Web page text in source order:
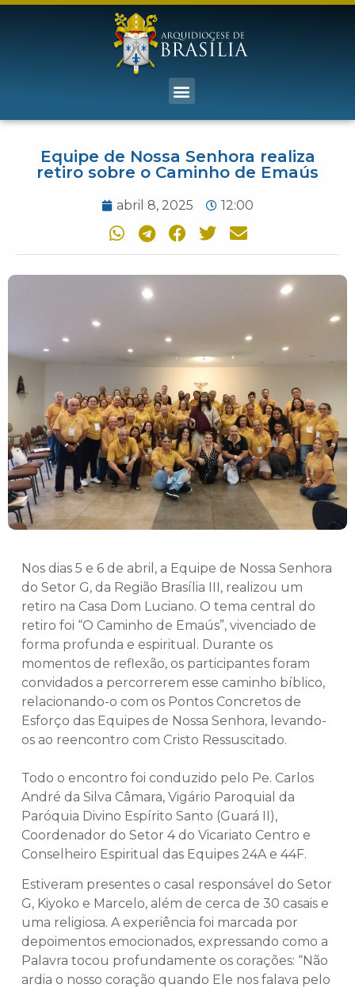
Equipe de Nossa Senhora realiza
retiro sobre o Caminho de Emaús
abril 8, 2025 12:00
Nos dias 5 e 6 de abril, a Equipe de Nossa Senhora
do Setor G, da Região Brasília III, realizou um
retiro na Casa Dom Luciano. O tema central do
retiro foi “O Caminho de Emaús”, vivenciado de
forma profunda e espiritual. Durante os
momentos de reflexão, os participantes foram
convidados a percorrerem esse caminho bíblico,
relacionando-o com os Pontos Concretos de
Esforço das Equipes de Nossa Senhora, levando-
os ao reencontro com Cristo Ressuscitado.
Todo o encontro foi conduzido pelo Pe. Carlos
André da Silva Câmara, Vigário Paroquial da
Paróquia Divino Espírito Santo (Guará II),
Coordenador do Setor 4 do Vicariato Centro e
Conselheiro Espiritual das Equipes 24A e 44F.
Estiveram presentes o casal responsável do Setor
G, Kiyoko e Marcelo, além de cerca de 30 casais e
uma religiosa. A experiência foi marcada por
depoimentos emocionados, expressando como a
Palavra tocou profundamente os corações: “Não
ardia o nosso coração quando Ele nos falava pelo